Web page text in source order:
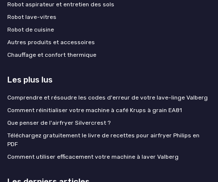
Robot aspirateur et entretien des sols
Robot lave-vitres
Robot de cuisine
Autres produits et accessoires
Chauffage et confort thermique
Les plus lus
Comprendre et résoudre les codes d'erreur de votre lave-linge Valberg
Comment réinitialiser votre machine à café Krups à grain EA81
Que penser de l'airfryer Silvercrest ?
Téléchargez gratuitement le livre de recettes pour airfryer Philips en
PDF
Comment utiliser efficacement votre machine à laver Valberg